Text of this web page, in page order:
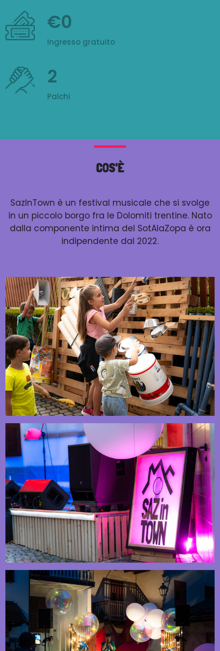
€0
Ingresso gratuito
2
Palchi
COS'È
SazInTown è un festival musicale che si svolge
in un piccolo borgo fra le Dolomiti trentine. Nato
dalla componente intima del SotAlaZopa è ora
indipendente dal 2022.